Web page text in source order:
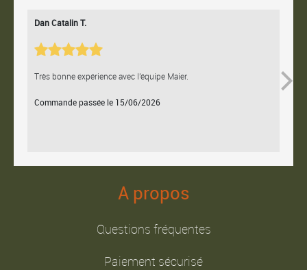
Dan Catalin T.
Très bonne expérience avec l'équipe Maier.
Commande passée le 15/06/2026
A propos
Questions fréquentes
Paiement sécurisé